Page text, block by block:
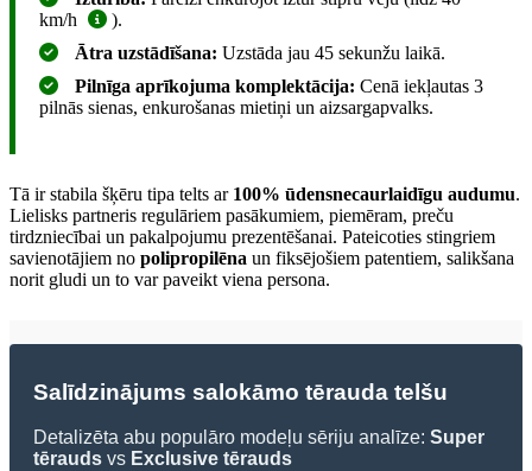
km/h
).
Ātra uzstādīšana: Uzstāda jau 45 sekunžu laikā.
Pilnīga aprīkojuma komplektācija: Cenā iekļautas 3
pilnās sienas, enkurošanas mietiņi un aizsargapvalks.
Tā ir stabila šķēru tipa telts ar 100% ūdensnecaurlaidīgu audumu.
Lielisks partneris regulāriem pasākumiem, piemēram, preču
tirdzniecībai un pakalpojumu prezentēšanai. Pateicoties stingriem
savienotājiem no polipropilēna un fiksējošiem patentiem, salikšana
norit gludi un to var paveikt viena persona.
Salīdzinājums salokāmo tērauda telšu
Detalizēta abu populāro modeļu sēriju analīze: Super
tērauds vs Exclusive tērauds